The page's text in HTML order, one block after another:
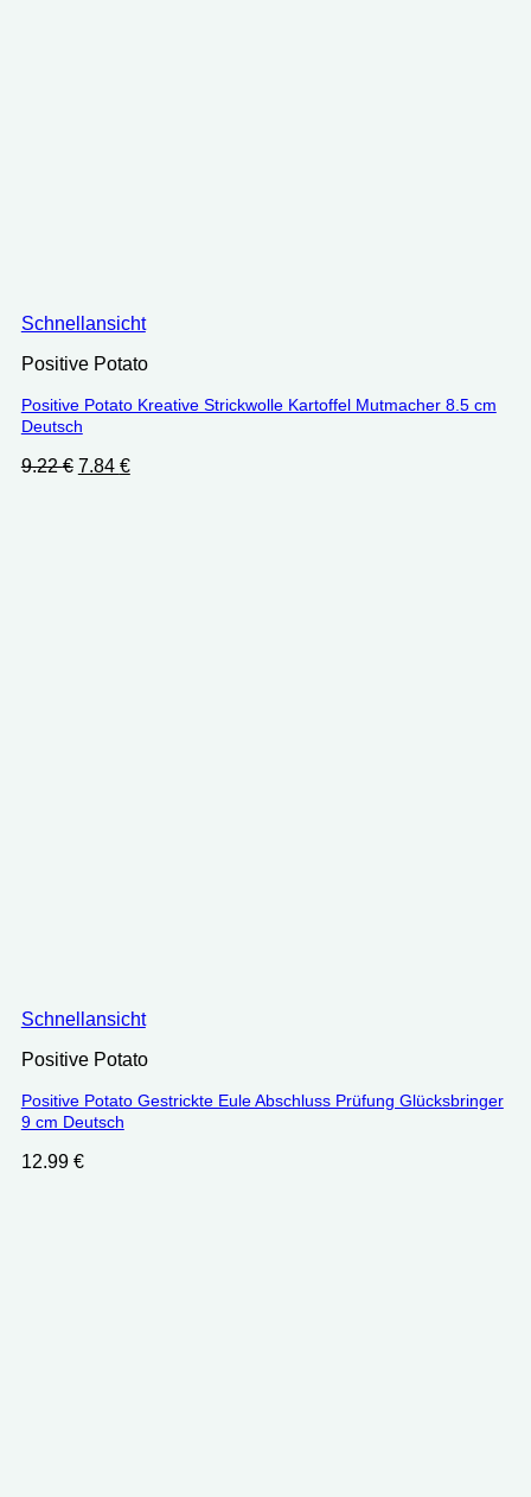
Schnellansicht
Positive Potato
Positive Potato Kreative Strickwolle Kartoffel Mutmacher 8.5 cm
Deutsch
9.22€ Ursprünglicher
7.84 €Aktueller
Schnellansicht
Positive Potato
Positive Potato Gestrickte Eule Abschluss Prüfung Glücksbringer
9 cm Deutsch
12.99 €